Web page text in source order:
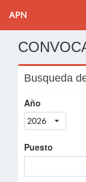
APN
Busqueda
Año
2026
Puesto